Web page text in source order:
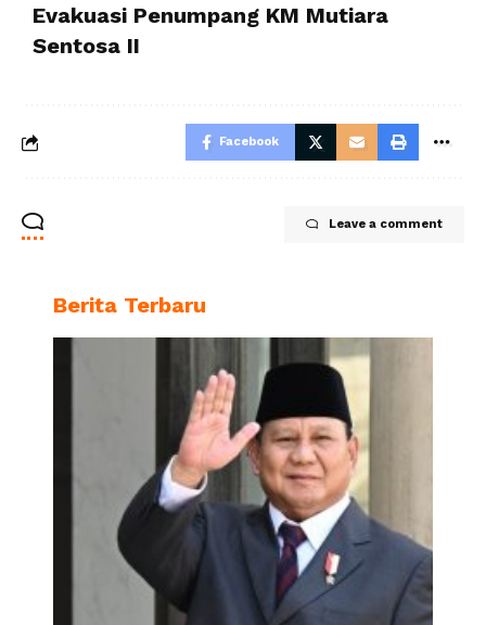
Evakuasi Penumpang KM Mutiara
Sentosa II
Facebook
Leave a comment
Berita Terbaru